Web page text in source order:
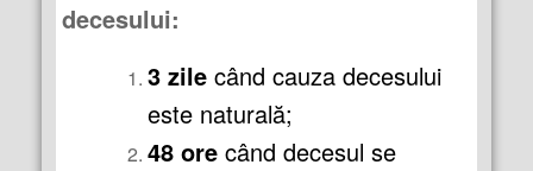
decesului:
3 zile când cauza decesului
este naturală;
48 ore când decesul se